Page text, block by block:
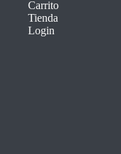
Carrito
Tienda
Login